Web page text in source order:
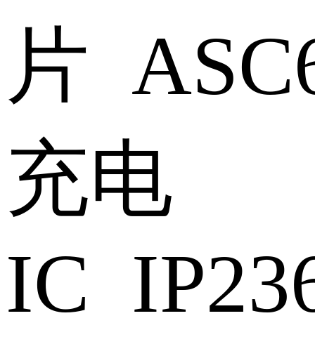
片
充电
IC